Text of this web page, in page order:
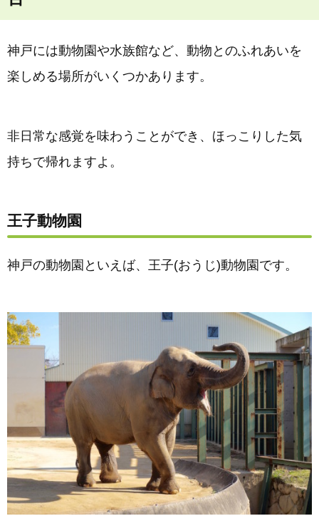
神戸には動物園や水族館など、動物とのふれあいを
楽しめる場所がいくつかあります。
非日常な感覚を味わうことができ、ほっこりした気
持ちで帰れますよ。
王子動物園
神戸の動物園といえば、王子(おうじ)動物園です。